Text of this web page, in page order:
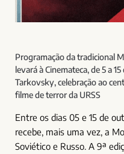
Programação da tradicional
levará à Cinemateca, de 5 a
Tarkovsky, celebração ao
filme de terror da URSS
Entre os dias 05 e 15 de
recebe, mais uma vez, a
Soviético e Russo. A 9ª